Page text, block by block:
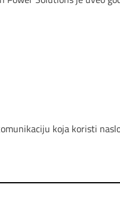
koja koristi